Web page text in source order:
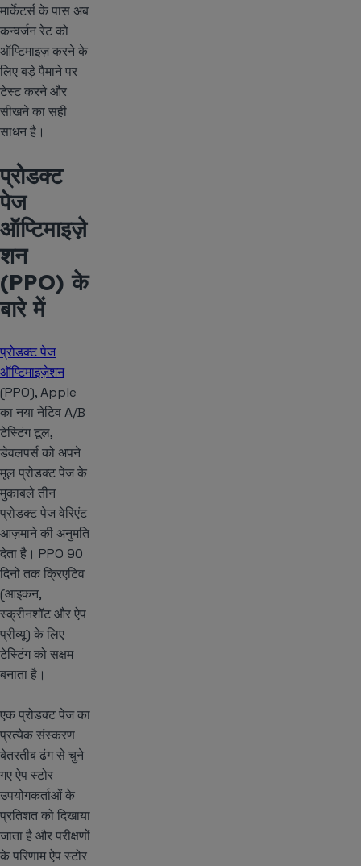
मार्केटर्स के पास अब
कन्वर्जन रेट को
ऑप्टिमाइज़ करने के
लिए बड़े पैमाने पर
टेस्ट करने और
सीखने का सही
साधन है।
प्रोडक्ट
पेज
ऑप्टिमाइज़े
शन
(PPO) के
बारे में
प्रोडक्ट पेज
ऑप्टिमाइज़ेशन
(PPO), Apple
का नया नेटिव A/B
टेस्टिंग टूल,
डेवलपर्स को अपने
मूल प्रोडक्ट पेज के
मुकाबले तीन
प्रोडक्ट पेज वेरिएंट
आज़माने की अनुमति
देता है। PPO 90
दिनों तक क्रिएटिव
(आइकन,
स्क्रीनशॉट और ऐप
प्रीव्यू) के लिए
टेस्टिंग को सक्षम
बनाता है।
एक प्रोडक्ट पेज का
प्रत्येक संस्करण
बेतरतीब ढंग से चुने
गए ऐप स्टोर
उपयोगकर्ताओं के
प्रतिशत को दिखाया
जाता है और परीक्षणों
के परिणाम ऐप स्टोर